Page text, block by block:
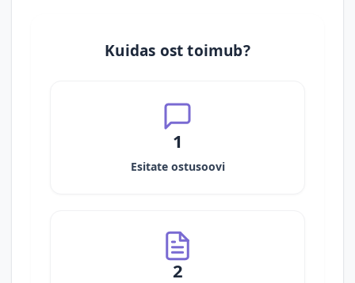
Kuidas ost toimub?
1
Esitate ostusoovi
2